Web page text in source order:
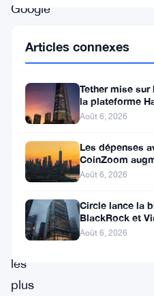
Google
trois
suffisamment
influents
attirer
l’attention
même
des
acteurs
les
plus
Articles connexes
Tether mise
la plateforme
locaux
Août 6, 2026
Les dépenses
CoinZoom
factures de
Août 6, 2026
Circle lance la
BlackRock et
milliards de
Août 6, 2026